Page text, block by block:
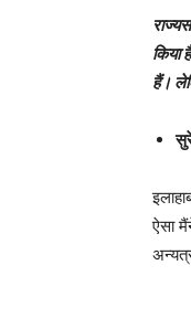
किया
हैं।
ऐसा